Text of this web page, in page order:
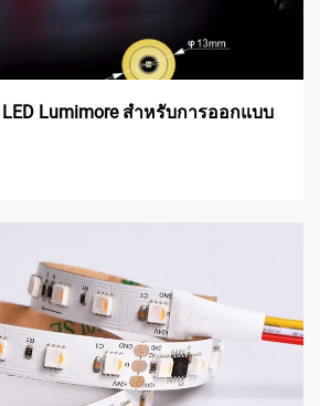
Lumimore สำหรับการออกแบบ